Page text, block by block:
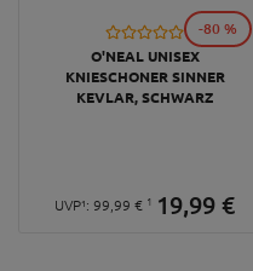
O'NEAL UNISEX
KNIESCHONER SINNER
KEVLAR, SCHWARZ
UVP¹: 99, 99 € 1 19,99€
-80 %